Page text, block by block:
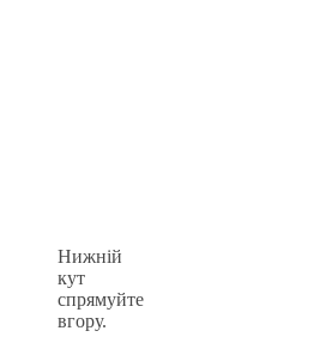
Нижній
кут
спрямуйте
вгору.